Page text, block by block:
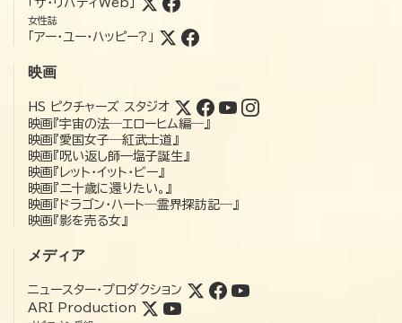
「ザ・リバティWeb」
女性誌
「アー・ユー・ハッピー?」
映画
HS ピクチャーズ スタジオ
映画『宇宙の法―エローヒム編―』
映画『愛国女子―紅武士道』
映画『呪い返し師—塩子誕生』
映画『レット・イット・ビー』
映画『二十歳に還りたい。』
映画『ドラゴン・ハート―霊界探訪記―』
映画『影を売る女』
メディア
ニュースター・プロダクション
ARI Production